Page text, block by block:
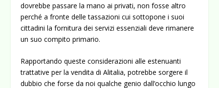
dovrebbe passare la mano ai privati, non fosse altro
perché a fronte delle tassazioni cui sottopone i suoi
cittadini la fornitura dei servizi essenziali deve rimanere
un suo compito primario.
Rapportando queste considerazioni alle estenuanti
trattative per la vendita di Alitalia, potrebbe sorgere il
dubbio che forse da noi qualche genio dall’occhio lungo